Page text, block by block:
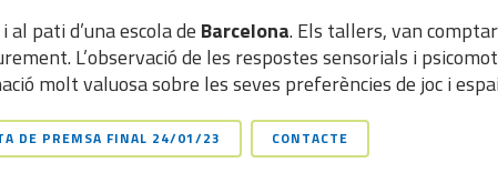
pati d’una escola de Barcelona. Els tallers, van
L’observació de les respostes sensorials i
molt valuosa sobre les seves preferències de joc i
DE PREMSA FINAL 24/01/23 CONTACTE